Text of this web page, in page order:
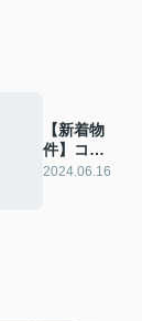
【新着物
件】コー
ポエンジ
2024.06.16